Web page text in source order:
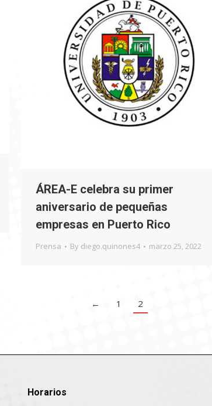
ÁREA-E celebra su primer
aniversario de pequeñas
empresas en Puerto Rico
Prensa By diego.quinones4 marzo 25, 2022
← 1 2
Horarios